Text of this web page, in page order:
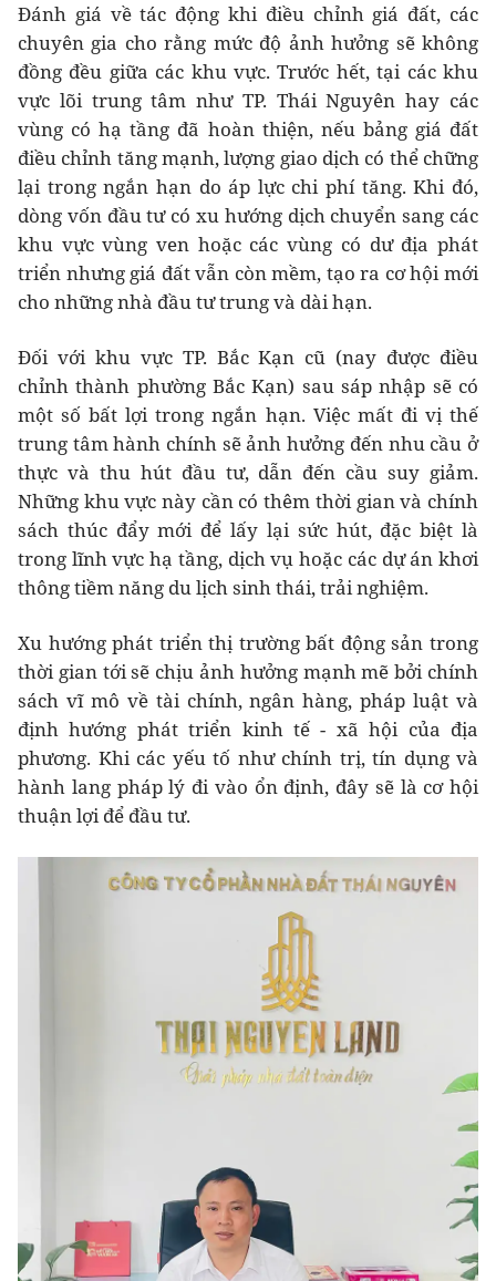
Đánh giá về tác động khi điều chỉnh giá đất, các
chuyên gia cho rằng mức độ ảnh hưởng sẽ không
đồng đều giữa các khu vực. Trước hết, tại các khu
vực lõi trung tâm như TP. Thái Nguyên hay các
vùng có hạ tầng đã hoàn thiện, nếu bảng giá đất
điều chỉnh tăng mạnh, lượng giao dịch có thể chững
lại trong ngắn hạn do áp lực chi phí tăng. Khi đó,
dòng vốn đầu tư có xu hướng dịch chuyển sang các
khu vực vùng ven hoặc các vùng có dư địa phát
triển nhưng giá đất vẫn còn mềm, tạo ra cơ hội mới
cho những nhà đầu tư trung và dài hạn.
Đối với khu vực TP. Bắc Kạn cũ (nay được điều
chỉnh thành phường Bắc Kạn) sau sáp nhập sẽ có
một số bất lợi trong ngắn hạn. Việc mất đi vị thế
trung tâm hành chính sẽ ảnh hưởng đến nhu cầu ở
thực và thu hút đầu tư, dẫn đến cầu suy giảm.
Những khu vực này cần có thêm thời gian và chính
sách thúc đẩy mới để lấy lại sức hút, đặc biệt là
trong lĩnh vực hạ tầng, dịch vụ hoặc các dự án khơi
thông tiềm năng du lịch sinh thái, trải nghiệm.
Xu hướng phát triển thị trường bất động sản trong
thời gian tới sẽ chịu ảnh hưởng mạnh mẽ bởi chính
sách vĩ mô về tài chính, ngân hàng, pháp luật và
định hướng phát triển kinh tế - xã hội của địa
phương. Khi các yếu tố như chính trị, tín dụng và
hành lang pháp lý đi vào ổn định, đây sẽ là cơ hội
thuận lợi để đầu tư.